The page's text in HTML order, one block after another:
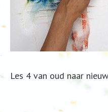
Les 4 van oud naar